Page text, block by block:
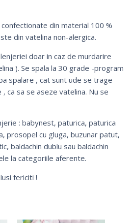
din material 100 %
din vatelina non-alergica.
doar in caz de murdarire
). Se spala la 30 grade -program
spalare , cat sunt ude se trage
ca sa se aseze vatelina. Nu se
: babynest, paturica, paturica
, prosopel cu gluga, buzunar patut,
, baldachin dublu sau baldachin
la categoriile aferente.
fericiti !